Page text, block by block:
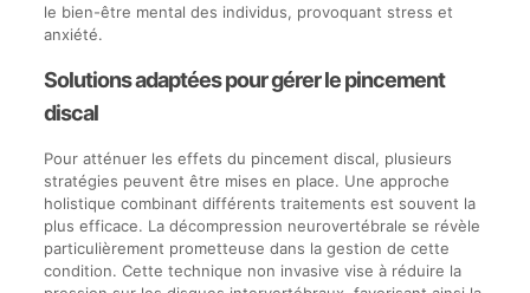
le bien-être mental des individus, provoquant stress et
anxiété.
Solutions adaptées pour gérer le pincement
discal
Pour atténuer les effets du pincement discal, plusieurs
stratégies peuvent être mises en place. Une approche
holistique combinant différents traitements est souvent la
plus efficace. La décompression neurovertébrale se révèle
particulièrement prometteuse dans la gestion de cette
condition. Cette technique non invasive vise à réduire la